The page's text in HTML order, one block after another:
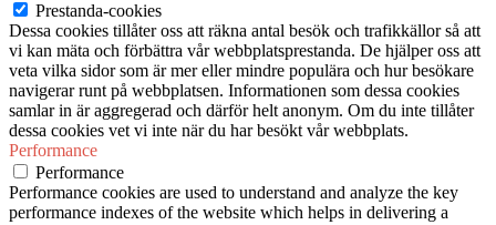
Prestanda-cookies
Dessa cookies tillåter oss att räkna antal besök och trafikkällor så att
vi kan mäta och förbättra vår webbplatsprestanda. De hjälper oss att
veta vilka sidor som är mer eller mindre populära och hur besökare
navigerar runt på webbplatsen. Informationen som dessa cookies
samlar in är aggregerad och därför helt anonym. Om du inte tillåter
dessa cookies vet vi inte när du har besökt vår webbplats.
Performance
Performance
Performance cookies are used to understand and analyze the key
performance indexes of the website which helps in delivering a